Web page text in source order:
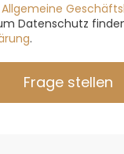
Allgemeine
Datenschutz
.
Frage stellen